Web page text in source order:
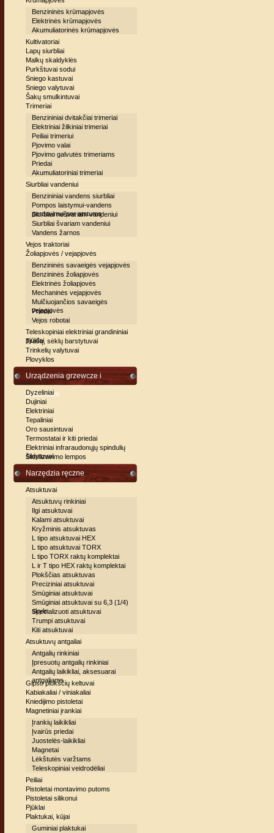
Benzininės krūmapjovės
Elektrinės krūmapjovės
Akumuliatorinės krūmapjovės
Kultivatoriai
Lapų siurbliai
Malkų skaldyklės
Purkštuvai sodui
Sniego kastuvai
Sniego valytuvai
Šakų smulkintuvai
Trimeriai
Benzininiai dvitakčiai trimeriai
Elektriniai žilkiniai trimeriai
Peiliai trimeriui
Pjovimo valai
Pjovimo galvutės trimeriams
Priedai
Akumuliatoriniai trimeriai
Siurbliai vandeniui
Benzininiai vandens siurbliai
Pompos laistymui-vandens
perdavimui per atstumą
Siurbliai nešvariam vandeniui
Siurbliai švariam vandeniui
Vandens žarnos
Vejos traktoriai
Žoliapjovės / vejapjovės
Benzininės savaeigės vejapjovės
Benzininės žoliapjovės
Elektrinės žoliapjovės
Mechaninės vejapjovės
Mulčiuojančios savaeigės
vejapjovės
Priedai
Vejos robotai
Teleskopiniai elektriniai grandininiai
pjūklai
Trašų, sėklų barstytuvai
Trinkelių valytuvai
Plovyklos
Urządzenia grzewcze i
sezonowe
Dyzeliniai
Dujiniai
Elektriniai
Tepaliniai
Oro sausintuvai
Termostatai ir kiti priedai
Elektriniai infraraudonųjų spindulių
šildytuvai
Sterilizavimo lempos
Narzędzia ręczne
Atsuktuvai
Atsuktuvų rinkiniai
Ilgi atsuktuvai
Kalami atsuktuvai
Kryžminis atsuktuvas
L tipo atsuktuvai HEX
L tipo atsuktuvai TORX
L tipo TORX raktų komplektai
L ir T tipo HEX raktų komplektai
Plokščias atsuktuvas
Preciziniai atsuktuvai
Smūginiai atsuktuvai
Smūginiai atsuktuvai su 6,3 (1/4)
skyle
Specializuoti atsuktuvai
Trumpi atsuktuvai
Kiti atsuktuvai
Atsuktuvų antgaliai
Antgalių rinkiniai
Įpresuotų antgalių rinkiniai
Antgalių laikikliai, aksesuarai
antgaliams
Gipso plokščių keltuvai
Kabiakaliai / viniakaliai
Kniedijimo pistoletai
Magnetiniai įrankiai
Įrankių laikikliai
Įvairūs priedai
Juostelės-laikikliai
Magnetai
Lėkštutės varžtams
Teleskopiniai veidrodėliai
Peiliai
Pistoletai montavimo putoms
Pistoletai silikonui
Pjūklai
Plaktukai, kūjai
Guminiai plaktukai